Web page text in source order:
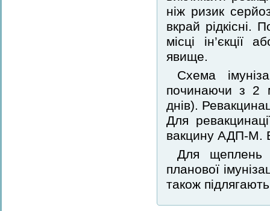
ніж ризик
вкрай рідкісні.
місці
явище.
Схема
починаючи з 2
днів).
Для
вакцину АДП-М.
Для щеплень
планової
також